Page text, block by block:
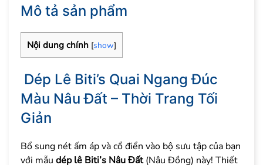
Mô tả sản phẩm
Nội dung chính [show]
Dép Lê Biti’s Quai Ngang Đúc
Màu Nâu Đất – Thời Trang Tối
Giản
Bổ sung nét ấm áp và cổ điển vào bộ sưu tập của bạn
với mẫu dép lê Biti’s Nâu Đất(Nâu Đồng) này! Thiết